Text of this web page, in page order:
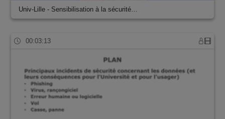
Univ-Lille - Sensibilisation à la sécurité…
00:03:13